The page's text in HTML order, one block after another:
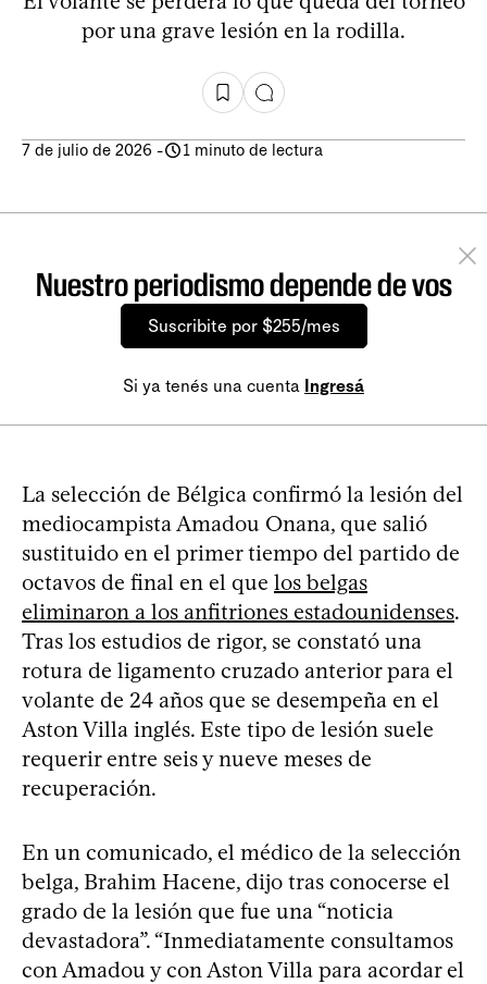
por una grave lesión en la rodilla.
7 de julio de 2026 - 1 minuto de lectura
Nuestro periodismo depende de vos
Suscribite por $255/mes
Si ya tenés una cuenta Ingresá
La selección de Bélgica confirmó la lesión del
mediocampista Amadou Onana, que salió
sustituido en el primer tiempo del partido de
octavos de final en el que los belgas
eliminaron a los anfitriones estadounidenses.
Tras los estudios de rigor, se constató una
rotura de ligamento cruzado anterior para el
volante de 24 años que se desempeña en el
Aston Villa inglés. Este tipo de lesión suele
requerir entre seis y nueve meses de
recuperación.
En un comunicado, el médico de la selección
belga, Brahim Hacene, dijo tras conocerse el
grado de la lesión que fue una “noticia
devastadora”. “Inmediatamente consultamos
con Amadou y con Aston Villa para acordar el